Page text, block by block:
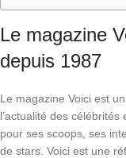
Le magazine
depuis 1987
Le magazine Voici est
l’actualité des
pour ses scoops, ses
de stars. Voici est une